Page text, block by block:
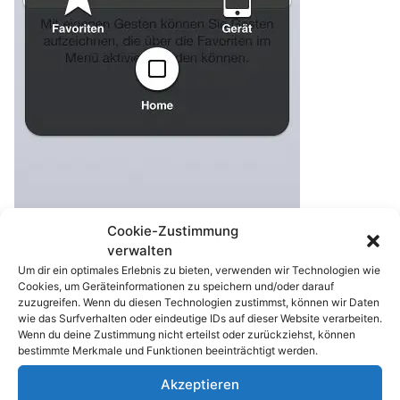
Wenn Sie mit dem Finger darauf tippen,
erscheint ein neues Menü. Hier können Sie unter
anderem mit „Home“ das Drücken des
Homebuttons simulieren. Zudem gibt es weitere
Schnellbefehle für Siri, zum Sperren und Drehen
Cookie-Zustimmung
verwalten
Um dir ein optimales Erlebnis zu bieten, verwenden wir Technologien wie
Cookies, um Geräteinformationen zu speichern und/oder darauf
zuzugreifen. Wenn du diesen Technologien zustimmst, können wir Daten
wie das Surfverhalten oder eindeutige IDs auf dieser Website verarbeiten.
Wenn du deine Zustimmung nicht erteilst oder zurückziehst, können
bestimmte Merkmale und Funktionen beeinträchtigt werden.
Akzeptieren